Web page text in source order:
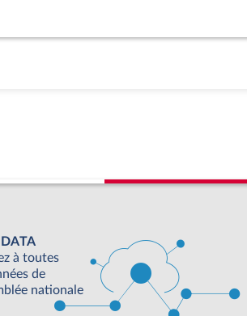
à toutes
de
nationale